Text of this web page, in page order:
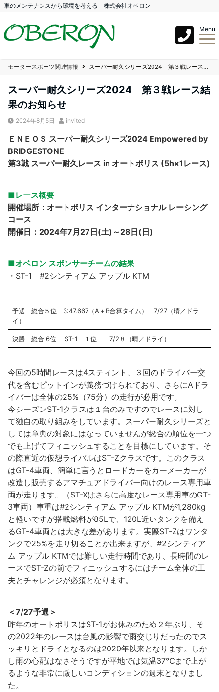
車のメンテナンスから環境を考える 株式会社オベロン
Menu
モータースポーツ関連情報 スーパー耐久シリーズ2024 第３戦レース結果のお知らせ
スーパー耐久シリーズ2024 第３戦レース結
果のお知らせ
2024年8月5日 invited
ＥＮＥＯＳ スーパー耐久シリーズ2024 Empowered by
BRIDGESTONE
第3戦 スーパー耐久レース in オートポリス (5h×1レース)
■レース概要
開催場所：オートポリス インターナショナル レーシング
コース
開催日：2024年7月27日(土)～28日(日)
■オベロン スポンサーチームの結果
・ST-1 #2シンティアム アップル KTM
予選 総合５位 3:47.667（A＋B合算タイム） 7/27（晴／ドラ
イ）
決勝 総合 6位 ST-1 １位 7/2８（晴／ドライ）
今回の5時間レースは4スティント、３回のドライバー交
代を含むピットインが義務づけられており、さらにAドラ
イバーは全体の25%（75分）の走行が必用です。
今シーズンST-1クラスは１台のみですのでレースに対し
て独自の取り組みをしています。スーパー耐久シリーズと
しては章典の対象にはなっていませんが総合の順位を一つ
でも上げてフィニッシュすることを目標にしています。そ
の際直近の仮想ライバルはST-Zクラスです。このクラス
はGT-4車両、簡単に言うとロードカーをカーメーカーが
改造し販売するアマチュアドライバー向けのレース専用車
両が走ります。（ST-Xはさらに高度なレース専用車のGT-
3車両）車重は#2シンティアム アップル KTMが1,280kg
と軽いですが搭載燃料が85Lで、120L近いタンクを備え
るGT-4車両とは大きな差があります。実際ST-Zはワンタ
ンクで25%を走り切ることが出来ますが、#2シンティア
ム アップル KTMでは難しい走行時間であり、長時間のレ
ースでST-Zの前でフィニッシュするにはチーム全体の工
夫とチャレンジが必須となります。
＜7/27予選＞
昨年のオートポリスはST-1がお休みのため２年ぶり、そ
の2022年のレースは台風の影響で雨交じりだったのでス
ッキリとドライとなるのは2020年以来となります。しか
し雨の心配はなさそうですが平地では気温37℃まで上が
るような非常に厳しいコンディションの週末となりまし
た。